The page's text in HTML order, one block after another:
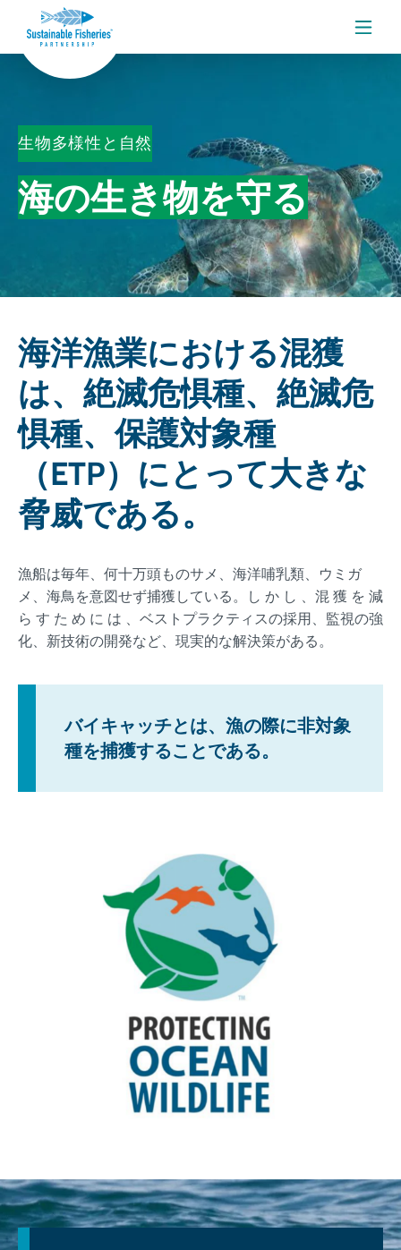
メニ
生物多様性と自然
海の生き物を守る
海洋漁業における混獲
は、絶滅危惧種、絶滅危
惧種、保護対象種
（ETP）にとって大きな
脅威である。
漁船は毎年、何十万頭ものサメ、海洋哺乳類、ウミガ
メ、海鳥を意図せず捕獲している。し か し 、混 獲 を 減
ら す た め に は 、ベストプラクティスの採用、監視の強
化、新技術の開発など、現実的な解決策がある。
バイキャッチとは、漁の際に非対象
種を捕獲することである。